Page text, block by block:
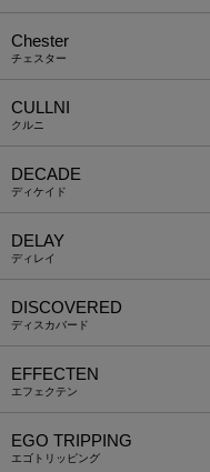
Chester
チェスター
CULLNI
クルニ
DECADE
ディケイド
DELAY
ディレイ
DISCOVERED
ディスカバード
EFFECTEN
エフェクテン
EGO TRIPPING
エゴトリッピング